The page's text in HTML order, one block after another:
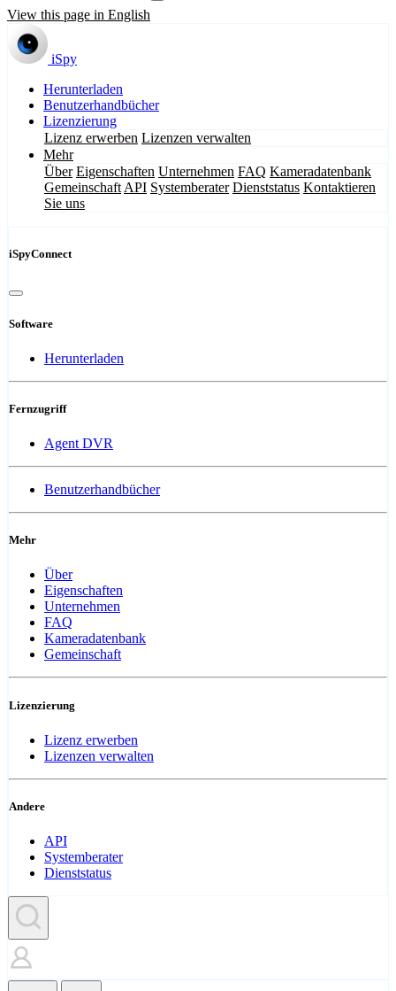
View this page in English
iSpy
Herunterladen
Benutzerhandbücher
Lizenzierung
Lizenz erwerben Lizenzen verwalten
Mehr
Über Eigenschaften Unternehmen FAQ Kameradatenbank
Gemeinschaft API Systemberater Dienststatus Kontaktieren
Sie uns
iSpyConnect
Software
Herunterladen
Fernzugriff
Agent DVR
Benutzerhandbücher
Mehr
Über
Eigenschaften
Unternehmen
FAQ
Kameradatenbank
Gemeinschaft
Lizenzierung
Lizenz erwerben
Lizenzen verwalten
Andere
API
Systemberater
Dienststatus